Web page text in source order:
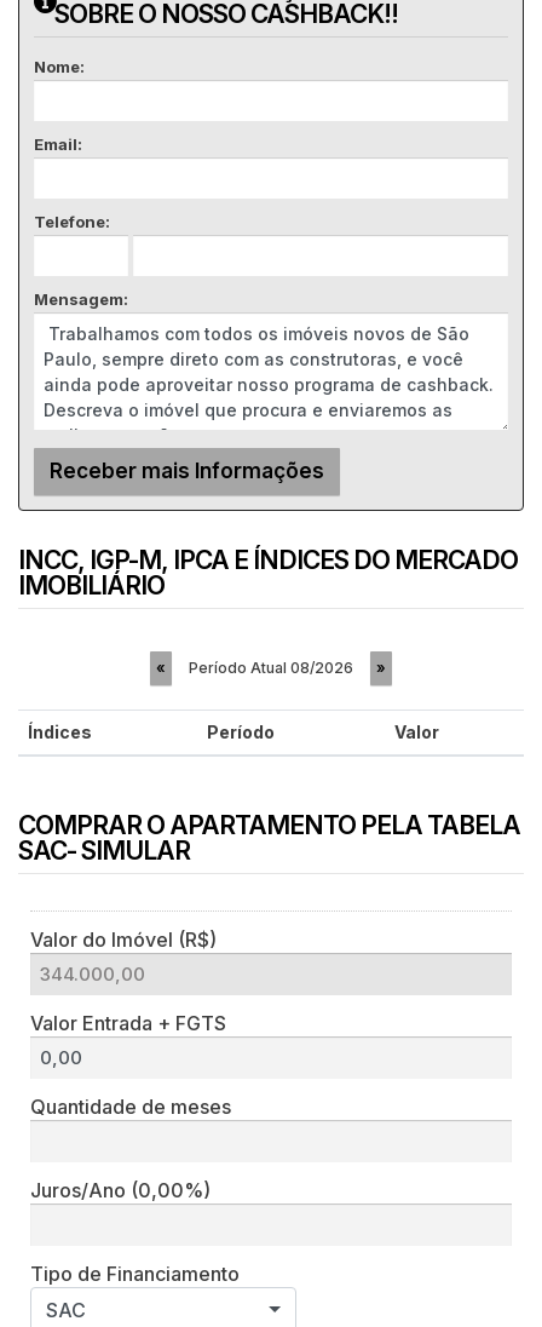
SOBRE O NOSSO CASHBACK!!
Nome:
Email:
Telefone:
Mensagem:
INCC, IGP-M, IPCA E ÍNDICES DO MERCADO
IMOBILIÁRIO
« Período Atual 08/2026 »
Índices Período Valor
COMPRAR O APARTAMENTO PELA TABELA
SAC- SIMULAR
Valor do Imóvel (R$)
Valor Entrada + FGTS
Quantidade de meses
Juros/Ano (0,00%)
Tipo de Financiamento
SAC